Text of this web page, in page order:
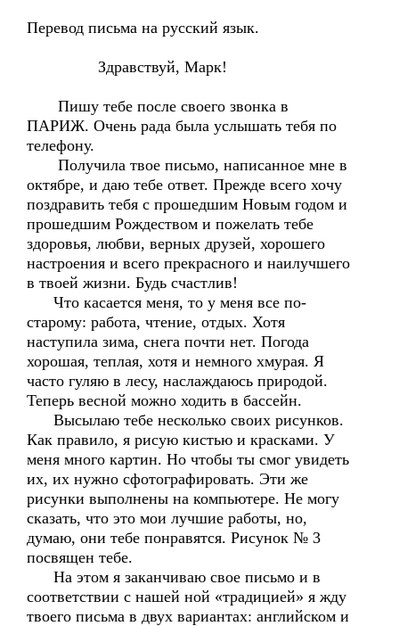
Перевод письма на русский язык.
Здравствуй, Марк!
Пишу тебе после своего звонка в
ПАРИЖ. Очень рада была услышать тебя по
телефону.
Получила твое письмо, написанное мне в
октябре, и даю тебе ответ. Прежде всего хочу
поздравить тебя с прошедшим Новым годом и
прошедшим Рождеством и пожелать тебе
здоровья, любви, верных друзей, хорошего
настроения и всего прекрасного и наилучшего
в твоей жизни. Будь счастлив!
Что касается меня, то у меня все по-
старому: работа, чтение, отдых. Хотя
наступила зима, снега почти нет. Погода
хорошая, теплая, хотя и немного хмурая. Я
часто гуляю в лесу, наслаждаюсь природой.
Теперь весной можно ходить в бассейн.
Высылаю тебе несколько своих рисунков.
Как правило, я рисую кистью и красками. У
меня много картин. Но чтобы ты смог увидеть
их, их нужно сфотографировать. Эти же
рисунки выполнены на компьютере. Не могу
сказать, что это мои лучшие работы, но,
думаю, они тебе понравятся. Рисунок № 3
посвящен тебе.
На этом я заканчиваю свое письмо и в
соответствии с нашей ной «традицией» я жду
твоего письма в двух вариантах: английском и